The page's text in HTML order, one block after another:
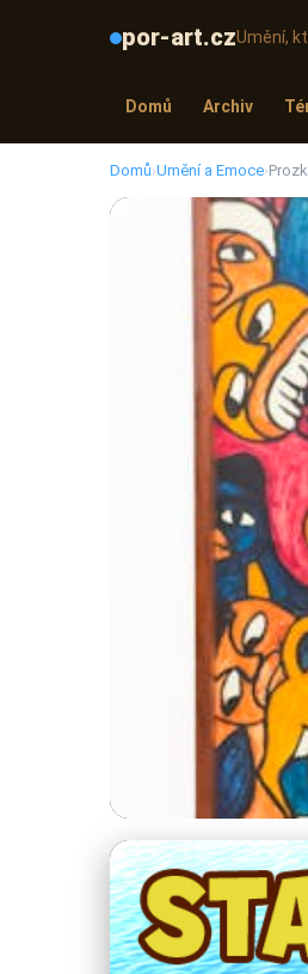
por-art.czUmění,
Domů Archiv
Domů›Umění a Emoce›
Umění a Emoce